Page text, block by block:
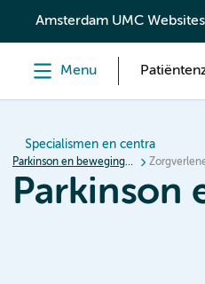
content
Amsterdam UMC Websites
Menu
Specialismen en centra
Parkinson en bewegingsstoornissen
Parkinson